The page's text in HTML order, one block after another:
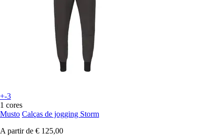
+-3
1 cores
Musto Calças de jogging Storm
A partir de € 125,00